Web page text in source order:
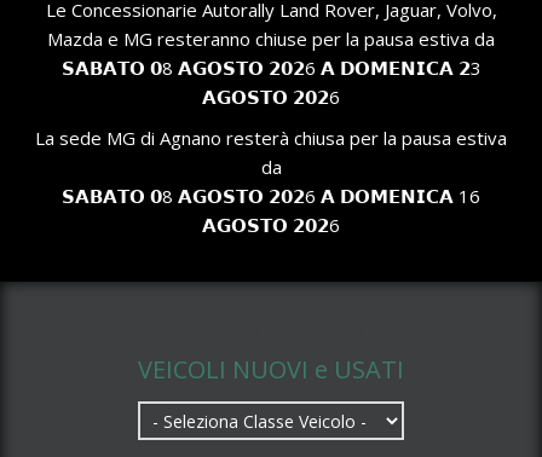
Le Concessionarie Autorally Land Rover, Jaguar, Volvo,
Mazda e MG resteranno chiuse per la pausa estiva da
𝗦𝗔𝗕𝗔𝗧𝗢 𝟬8 𝗔𝗚𝗢𝗦𝗧𝗢 𝟮𝟬𝟮6 𝗔 𝗗𝗢𝗠𝗘𝗡𝗜𝗖𝗔 𝟮3
𝗔𝗚𝗢𝗦𝗧𝗢 𝟮𝟬𝟮6
La sede MG di Agnano resterà chiusa per la pausa estiva
da
𝗦𝗔𝗕𝗔𝗧𝗢 𝟬8 𝗔𝗚𝗢𝗦𝗧𝗢 𝟮𝟬𝟮6 𝗔 𝗗𝗢𝗠𝗘𝗡𝗜𝗖𝗔 16
𝗔𝗚𝗢𝗦𝗧𝗢 𝟮𝟬𝟮6
VEICOLI NUOVI e USATI